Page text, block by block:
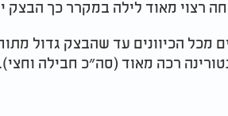
רצוי מאוד לילה במקרר כך הבצק
מכל הכיוונים עד שהבצק גדול
רכה מאוד (סה״כ חבילה וחצי).